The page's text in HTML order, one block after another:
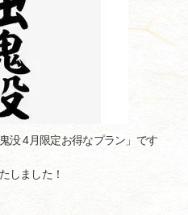
没 4月限定お得なプラン」です
しました！